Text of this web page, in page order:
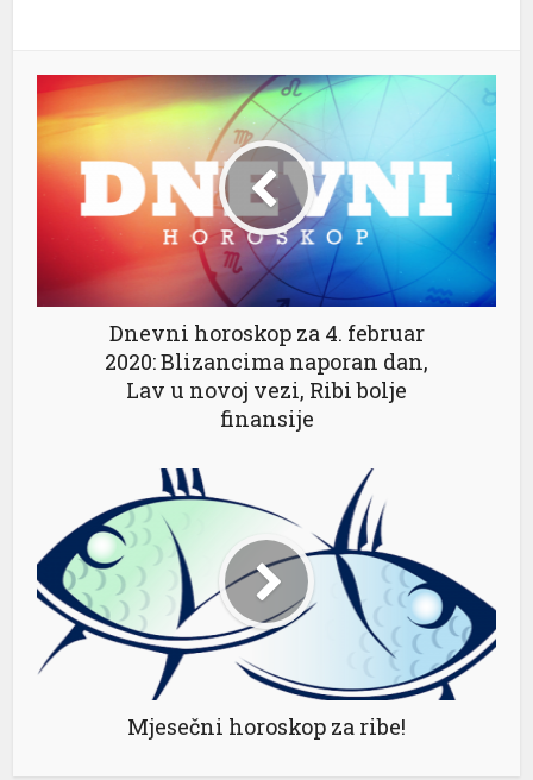
Dnevni horoskop za 4. februar
2020: Blizancima naporan dan,
Lav u novoj vezi, Ribi bolje
finansije
Mjesečni horoskop za ribe!